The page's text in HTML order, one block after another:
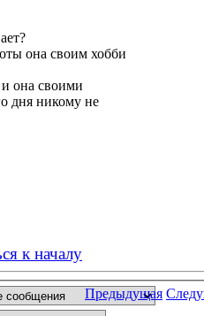
она своим хобби
она своими
дня никому не
к началу
Предыдущая